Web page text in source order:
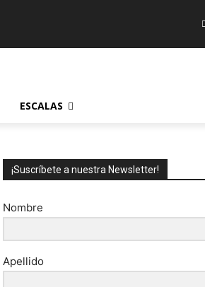
ESCALAS
¡Suscríbete a nuestra Newsletter!
Nombre
Apellido